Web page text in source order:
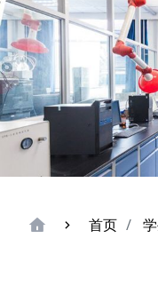
首页